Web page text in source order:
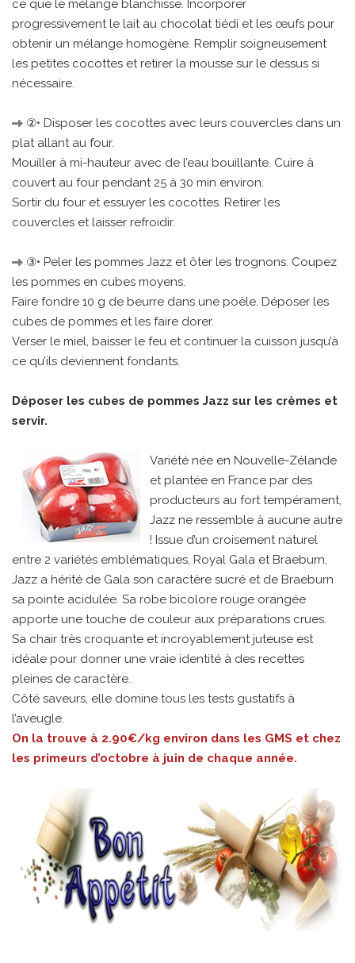
ce que le mélange blanchisse. Incorporer
progressivement le lait au chocolat tiédi et les œufs pour
obtenir un mélange homogène. Remplir soigneusement
les petites cocottes et retirer la mousse sur le dessus si
nécessaire.
②• Disposer les cocottes avec leurs couvercles dans un
plat allant au four.
Mouiller à mi-hauteur avec de l’eau bouillante. Cuire à
couvert au four pendant 25 à 30 min environ.
Sortir du four et essuyer les cocottes. Retirer les
couvercles et laisser refroidir.
③• Peler les pommes Jazz et ôter les trognons. Coupez
les pommes en cubes moyens.
Faire fondre 10 g de beurre dans une poêle. Déposer les
cubes de pommes et les faire dorer.
Verser le miel, baisser le feu et continuer la cuisson jusqu’à
ce qu’ils deviennent fondants.
Déposer les cubes de pommes Jazz sur les crèmes et
servir.
Variété née en Nouvelle-Zélande
et plantée en France par des
producteurs au fort tempérament,
Jazz ne ressemble à aucune autre
! Issue d’un croisement naturel
entre 2 variétés emblématiques, Royal Gala et Braeburn,
Jazz a hérité de Gala son caractère sucré et de Braeburn
sa pointe acidulée. Sa robe bicolore rouge orangée
apporte une touche de couleur aux préparations crues.
Sa chair très croquante et incroyablement juteuse est
idéale pour donner une vraie identité à des recettes
pleines de caractère.
Côté saveurs, elle domine tous les tests gustatifs à
l’aveugle.
On la trouve à 2.90€/kg environ dans les GMS et chez
les primeurs d’octobre à juin de chaque année.